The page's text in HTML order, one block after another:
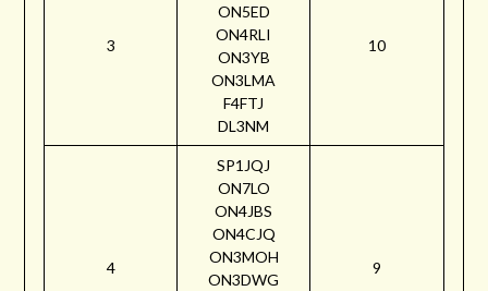
3
ON5ED
ON4RLI
ON3YB
ON3LMA
F4FTJ
DL3NM
10
4
SP1JQJ
ON7LO
ON4JBS
ON4CJQ
ON3MOH
ON3DWG
9